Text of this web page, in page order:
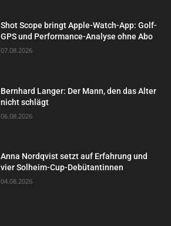
Shot Scope bringt Apple-Watch-App: Golf-
GPS und Performance-Analyse ohne Abo
07.08.2026
Bernhard Langer: Der Mann, den das Alter
nicht schlägt
06.08.2026
Anna Nordqvist setzt auf Erfahrung und
vier Solheim-Cup-Debütantinnen
04.08.2026